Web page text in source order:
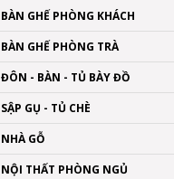
BÀN GHẾ PHÒNG KHÁCH
BÀN GHẾ PHÒNG TRÀ
ĐÔN - BÀN - TỦ BÀY ĐỒ
SẬP GỤ - TỦ CHÈ
NHÀ GỖ
NỘI THẤT PHÒNG NGỦ